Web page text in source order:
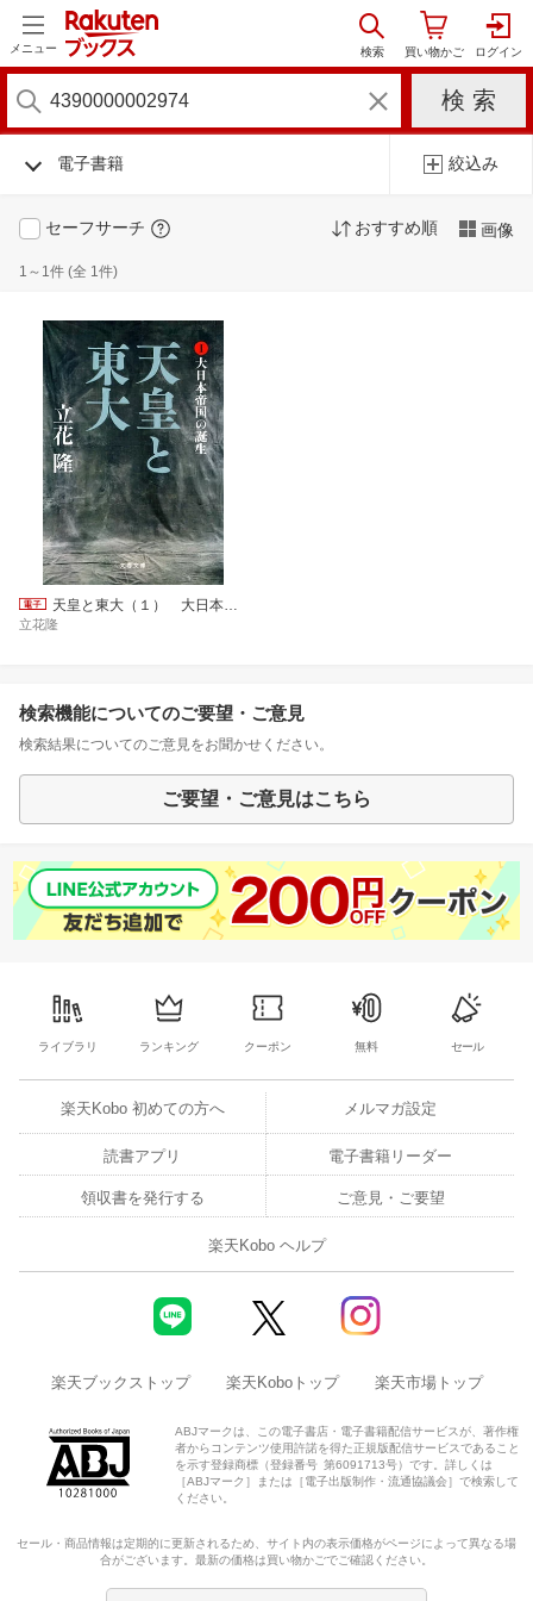
メニュー
電子書籍 絞込み
セーフサーチ おすすめ順 画像
1～1件 (全 1件)
天皇と東大（１） 大日本帝国の誕生
立花隆
検索機能についてのご要望・ご意見
検索結果についてのご意見をお聞かせください。
ご要望・ご意見はこちら
ライブラリ ランキング クーポン 無料 セール
楽天Kobo 初めての方へ メルマガ設定
読書アプリ 電子書籍リーダー
領収書を発行する ご意見・ご要望
楽天Kobo ヘルプ
楽天ブックストップ 楽天Koboトップ 楽天市場トップ
ABJマークは、この電子書店・電子書籍配信サービスが、著作権
者からコンテンツ使用許諾を得た正規版配信サービスであること
を示す登録商標（登録番号 第6091713号）です。詳しくは
［ABJマーク］または［電子出版制作・流通協議会］で検索して
ください。
セール・商品情報は定期的に更新されるため、サイト内の表示価格がページによって異なる場
合がございます。最新の価格は買い物かごでご確認ください。